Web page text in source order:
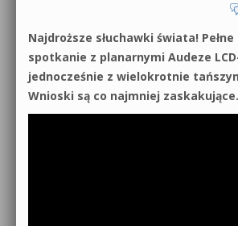
Najdroższe słuchawki świata!
spotkanie z planarnymi Audeze
jednocześnie z wielokrotnie
Wnioski są co najmniej